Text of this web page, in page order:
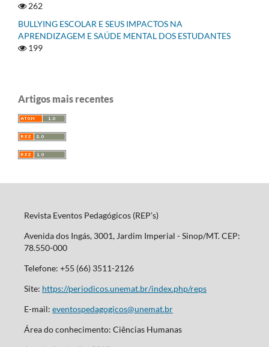
262
BULLYING ESCOLAR E SEUS IMPACTOS NA
APRENDIZAGEM E SAÚDE MENTAL DOS ESTUDANTES
199
Artigos mais recentes
Revista Eventos Pedagógicos (REP’s)
Avenida dos Ingás, 3001, Jardim Imperial - Sinop/MT. CEP:
78.550-000
Telefone: +55 (66) 3511-2126
Site: https://periodicos.unemat.br/index.php/reps
E-mail: eventospedagogicos@unemat.br
Área do conhecimento: Ciências Humanas